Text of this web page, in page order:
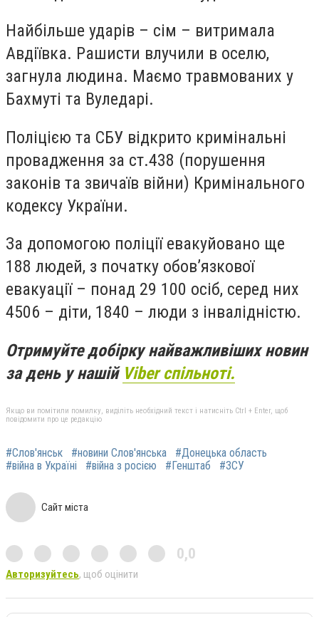
Найбільше ударів – сім – витримала
Авдіївка. Рашисти влучили в оселю,
загнула людина. Маємо травмованих у
Бахмуті та Вуледарі.
Поліцією та СБУ відкрито кримінальні
провадження за ст.438 (порушення
законів та звичаїв війни) Кримінального
кодексу України.
За допомогою поліції евакуйовано ще
188 людей, з початку обов’язкової
евакуації – понад 29 100 осіб, серед них
4506 – діти, 1840 – люди з інвалідністю.
Отримуйте добірку найважливіших новин
за день у нашій Viber спільноті.
Якщо ви помітили помилку, виділіть необхідний текст і натисніть Ctrl + Enter, щоб
повідомити про це редакцію
#Слов'янськ #новини Слов'янська
#Донецька область
#війна в Україні
#війна з росією #Генштаб #ЗСУ
Сайт міста
0,0
Авторизуйтесь, щоб оцінити